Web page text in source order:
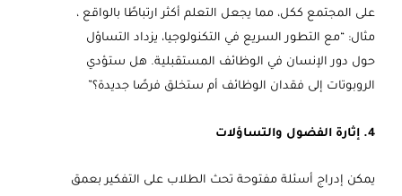
على المجتمع ككل، مما يجعل التعلم أكثر ارتباطًا بالواقع ،
مثال: “مع التطور السريع في التكنولوجيا، يزداد التساؤل
حول دور الإنسان في الوظائف المستقبلية. هل ستؤدي
الروبوتات إلى فقدان الوظائف أم ستخلق فرصًا جديدة؟”
4. إثارة الفضول والتساؤلات
يمكن إدراج أسئلة مفتوحة تحث الطلاب على التفكير بعمق